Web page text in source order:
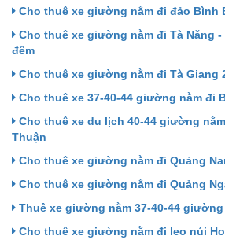
Cho thuê xe giường nằm đi đảo Bình
Cho thuê xe giường nằm đi Tà Năng -
đêm
Cho thuê xe giường nằm đi Tà Giang
Cho thuê xe 37-40-44 giường nằm đi
Cho thuê xe du lịch 40-44 giường
Thuận
Cho thuê xe giường nằm đi Quảng
Cho thuê xe giường nằm đi Quảng
Thuê xe giường nằm 37-40-44
Cho thuê xe giường nằm đi leo núi